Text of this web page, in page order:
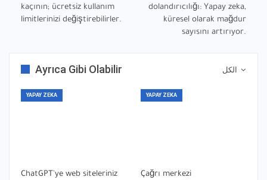
kaçının; ücretsiz kullanım
limitlerinizi değiştirebilirler.
dolandırıcılığı: Yapay zeka,
küresel olarak mağdur
sayısını artırıyor.
Ayrıca Gibi Olabilir
YAPAY ZEKA
ChatGPT'ye web siteleriniz
YAPAY ZEKA
Çağrı merkezi